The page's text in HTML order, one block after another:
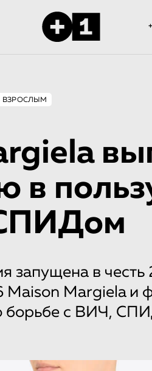
в
запущена в честь
Maison Margiela и
борьбе с ВИЧ,